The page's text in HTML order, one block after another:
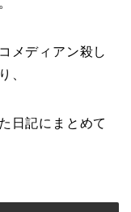
メディアン殺し
、
日記にまとめて